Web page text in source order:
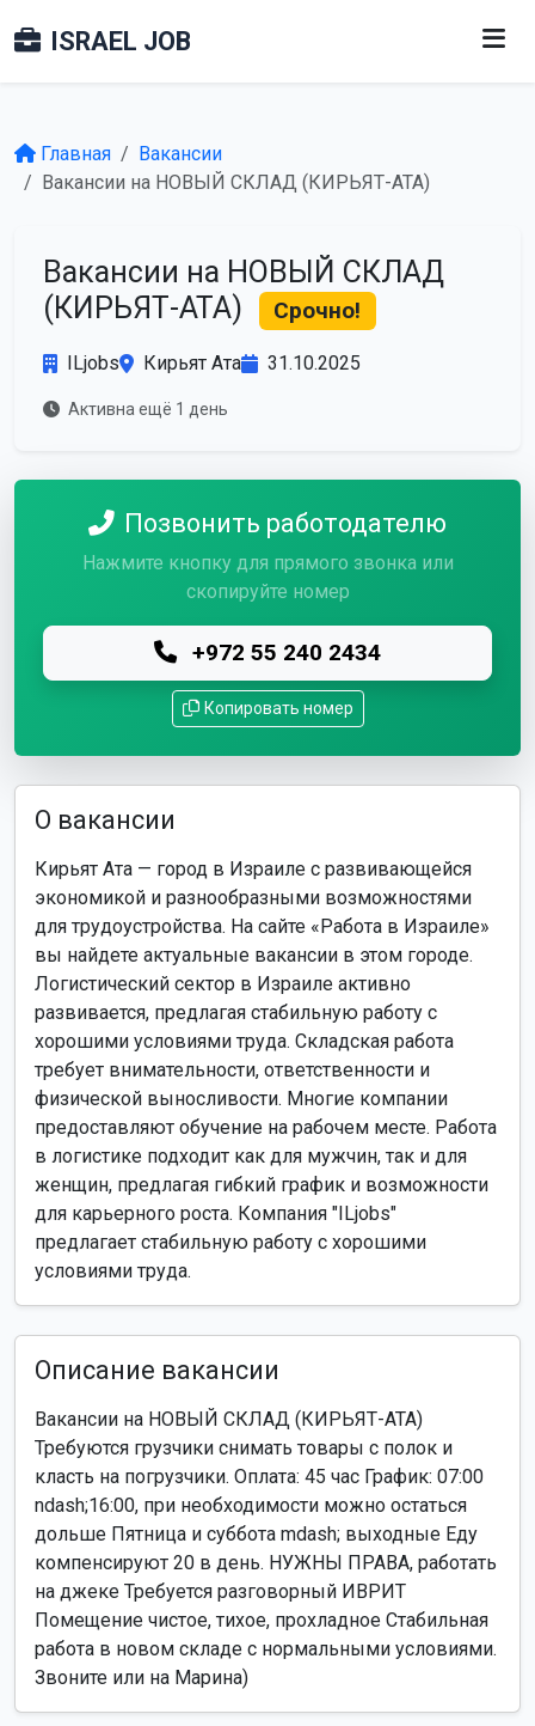
ISRAEL JOB
Главная
Вакансии
Вакансии на НОВЫЙ СКЛАД (КИРЬЯТ-АТА)
Вакансии на НОВЫЙ СКЛАД
(КИРЬЯТ-АТА)
Срочно!
ILjobs Кирьят Ата 31.10.2025
Активна ещё 1 день
Позвонить работодателю
Нажмите кнопку для прямого звонка или
скопируйте номер
+972 55 240 2434
Копировать номер
О вакансии
Кирьят Ата — город в Израиле с развивающейся
экономикой и разнообразными возможностями
для трудоустройства. На сайте «Работа в Израиле»
вы найдете актуальные вакансии в этом городе.
Логистический сектор в Израиле активно
развивается, предлагая стабильную работу с
хорошими условиями труда. Складская работа
требует внимательности, ответственности и
физической выносливости. Многие компании
предоставляют обучение на рабочем месте. Работа
в логистике подходит как для мужчин, так и для
женщин, предлагая гибкий график и возможности
для карьерного роста. Компания "ILjobs"
предлагает стабильную работу с хорошими
условиями труда.
Описание вакансии
Вакансии на НОВЫЙ СКЛАД (КИРЬЯТ-АТА)
Требуются грузчики снимать товары с полок и
класть на погрузчики. Оплата: 45 час График: 07:00
ndash;16:00, при необходимости можно остаться
дольше Пятница и суббота mdash; выходные Еду
компенсируют 20 в день. НУЖНЫ ПРАВА, работать
на джеке Требуется разговорный ИВРИТ
Помещение чистое, тихое, прохладное Стабильная
работа в новом складе с нормальными условиями.
Звоните или на Марина)